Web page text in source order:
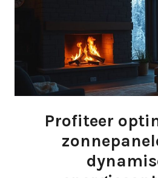
Profiteer